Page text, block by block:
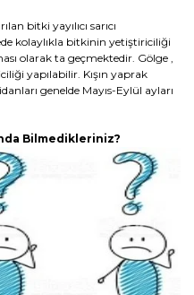
bitki yayılıcı sarıcı
kolaylıkla bitkinin yetiştiriciliği
olarak ta geçmektedir. Gölge ,
yapılabilir. Kışın yaprak
genelde Mayıs-Eylül ayları
Bilmedikleriniz?